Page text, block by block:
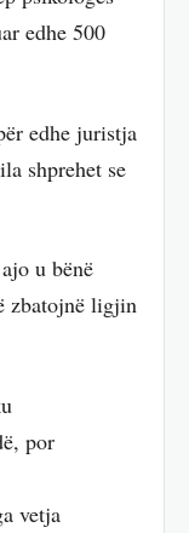
edhe 500
edhe juristja
shprehet se
u bënë
zbatojnë ligjin
por
vetja